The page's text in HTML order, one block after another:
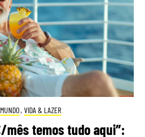
MUNDO, VIDA & LAZER
mês temos tudo aqui”: